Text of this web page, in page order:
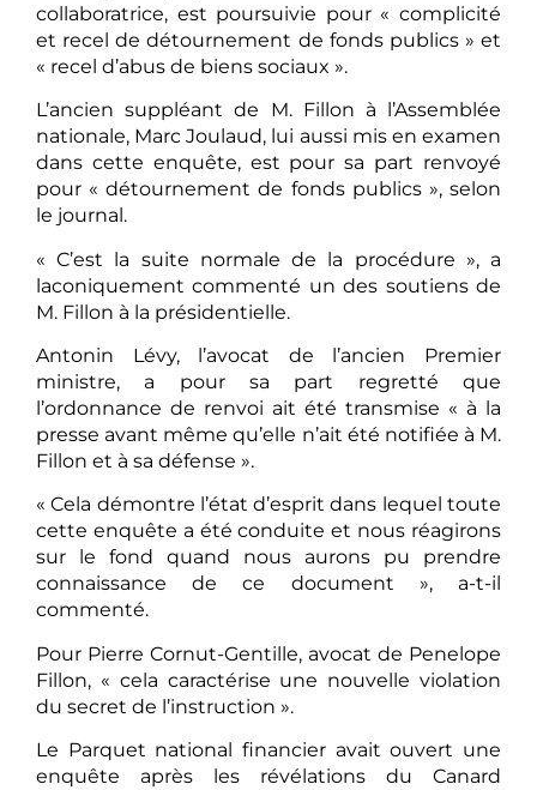
collaboratrice, est poursuivie pour « complicité
et recel de détournement de fonds publics » et
« recel d’abus de biens sociaux ».
L’ancien suppléant de M. Fillon à l’Assemblée
nationale, Marc Joulaud, lui aussi mis en examen
dans cette enquête, est pour sa part renvoyé
pour « détournement de fonds publics », selon
le journal.
« C’est la suite normale de la procédure », a
laconiquement commenté un des soutiens de
M. Fillon à la présidentielle.
Antonin Lévy, l’avocat de l’ancien Premier
ministre, a pour sa part regretté que
l’ordonnance de renvoi ait été transmise « à la
presse avant même qu’elle n’ait été notifiée à M.
Fillon et à sa défense ».
« Cela démontre l’état d’esprit dans lequel toute
cette enquête a été conduite et nous réagirons
sur le fond quand nous aurons pu prendre
connaissance de ce document », a-t-il
commenté.
Pour Pierre Cornut-Gentille, avocat de Penelope
Fillon, « cela caractérise une nouvelle violation
du secret de l’instruction ».
Le Parquet national financier avait ouvert une
enquête après les révélations du Canard